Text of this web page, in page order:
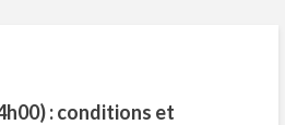
: conditions et